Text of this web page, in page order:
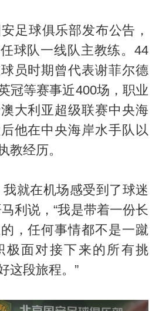
足球俱乐部发布公告，
球队一线队主教练。44
员时期曾代表谢菲尔德
冠等赛事近400场，职业
大利亚超级联赛中央海
他在中央海岸水手队以
教经历。
就在机场感受到了球迷
利说，“我是带着一份长
，任何事情都不是一蹴
极面对接下来的所有挑
这段旅程。”